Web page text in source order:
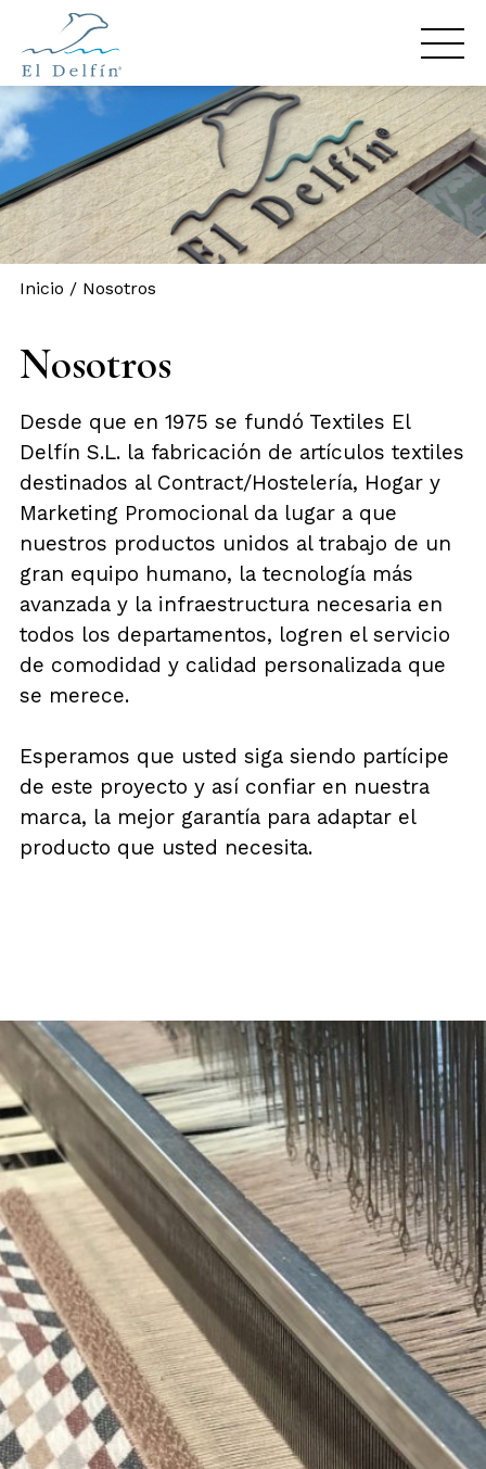
Inicio / Nosotros
Nosotros
Desde que en 1975 se fundó Textiles El
Delfín S.L. la fabricación de artículos textiles
destinados al Contract/Hostelería, Hogar y
Marketing Promocional da lugar a que
nuestros productos unidos al trabajo de un
gran equipo humano, la tecnología más
avanzada y la infraestructura necesaria en
todos los departamentos, logren el servicio
de comodidad y calidad personalizada que
se merece.
Esperamos que usted siga siendo partícipe
de este proyecto y así confiar en nuestra
marca, la mejor garantía para adaptar el
producto que usted necesita.